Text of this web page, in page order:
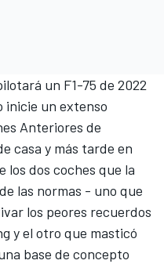
un F1-75 de 2022
inicie un extenso
Anteriores de
casa y más tarde en
los dos coches que la
las normas - uno que
los peores recuerdos
y el otro que masticó
base de concepto